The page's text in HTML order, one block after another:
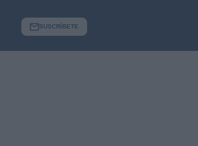
SUSCRÍBETE